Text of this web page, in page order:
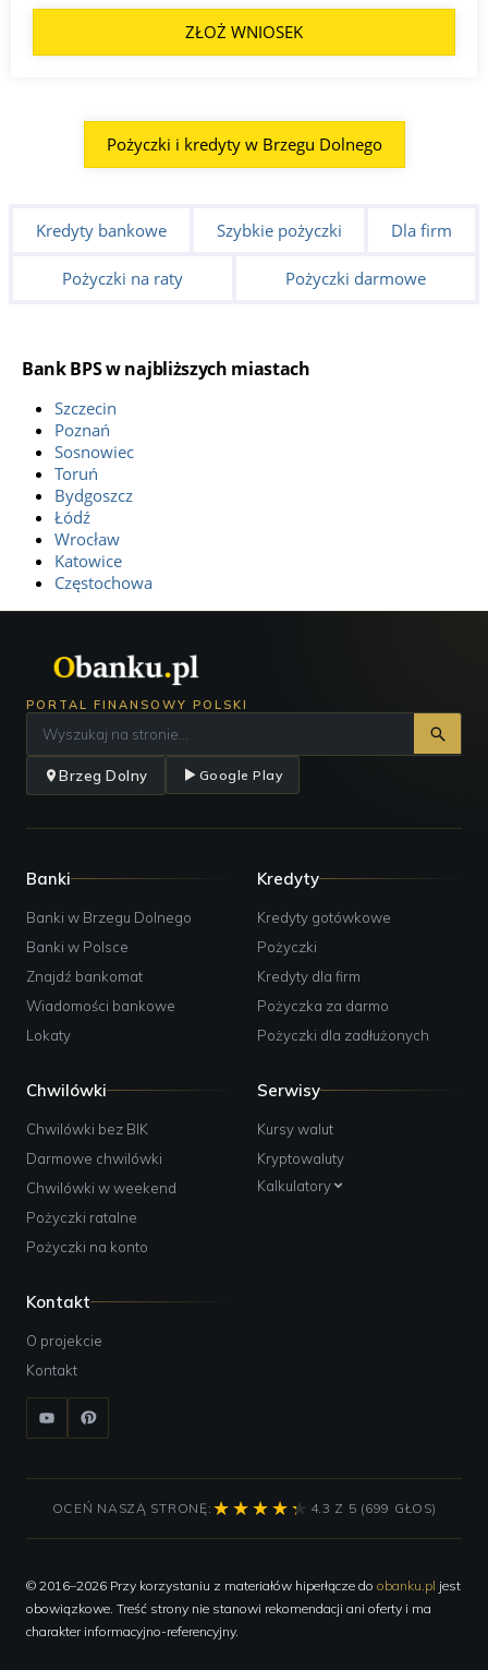
ZŁOŻ WNIOSEK
Pożyczki i kredyty w Brzegu Dolnego
Kredyty bankowe Szybkie pożyczki Dla firm
Pożyczki na raty Pożyczki darmowe
Bank BPS w najbliższych miastach
Szczecin
Poznań
Sosnowiec
Toruń
Bydgoszcz
Łódź
Wrocław
Katowice
Częstochowa
PORTAL FINANSOWY POLSKI
Brzeg Dolny Google Play
Banki
Banki w Brzegu Dolnego
Banki w Polsce
Znajdź bankomat
Wiadomości bankowe
Lokaty
Kredyty
Kredyty gotówkowe
Pożyczki
Kredyty dla firm
Pożyczka za darmo
Pożyczki dla zadłużonych
Chwilówki
Chwilówki bez BIK
Darmowe chwilówki
Chwilówki w weekend
Pożyczki ratalne
Pożyczki na konto
Serwisy
Kursy walut
Kryptowaluty
Kalkulatory
Kontakt
O projekcie
Kontakt
OCEŃ NASZĄ STRONĘ: 4.3 Z 5 (699 GŁOS)
© 2016–2026 Przy korzystaniu z materiałów hiperłącze do obanku.pl jest
obowiązkowe. Treść strony nie stanowi rekomendacji ani oferty i ma
charakter informacyjno-referencyjny.